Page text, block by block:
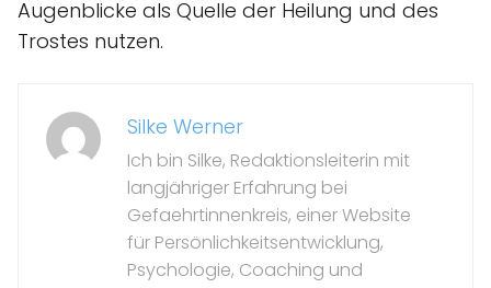
Augenblicke als Quelle der Heilung und des
Trostes nutzen.
Silke Werner
Ich bin Silke, Redaktionsleiterin mit
langjähriger Erfahrung bei
Gefaehrtinnenkreis, einer Website
für Persönlichkeitsentwicklung,
Psychologie, Coaching und